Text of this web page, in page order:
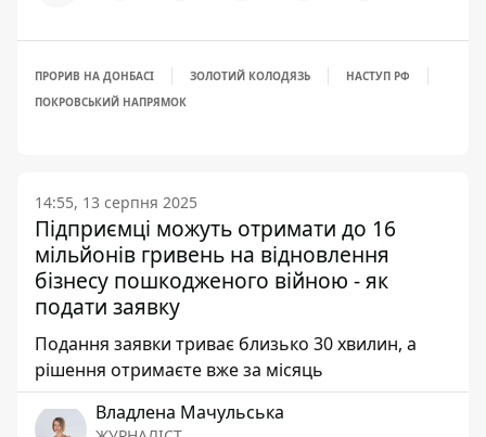
ПРОРИВ НА ДОНБАСІ ЗОЛОТИЙ КОЛОДЯЗЬ
НАСТУП РФ
ПОКРОВСЬКИЙ НАПРЯМОК
14:55, 13 серпня 2025
Підприємці можуть отримати до 16
мільйонів гривень на відновлення
бізнесу пошкодженого війною - як
подати заявку
Подання заявки триває близько 30 хвилин, а
рішення отримаєте вже за місяць
Владлена Мачульська